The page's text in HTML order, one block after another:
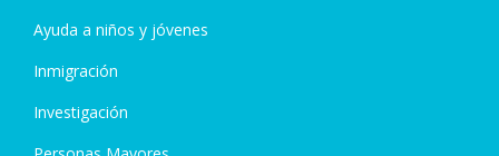
Ayuda a niños y jóvenes
Inmigración
Investigación